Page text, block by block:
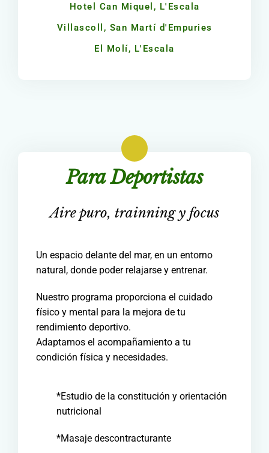
Hotel Can Miquel, L'Escala
Villascoll, San Martí d'Empuries
El Molí, L'Escala
Para Deportistas
Aire puro, trainning y focus
Un espacio delante del mar, en un entorno
natural, donde poder relajarse y entrenar.
Nuestro programa proporciona el cuidado
físico y mental para la mejora de tu
rendimiento deportivo.
Adaptamos el acompañamiento a tu
condición física y necesidades.
*Estudio de la constitución y orientación
nutricional
*Masaje descontracturante